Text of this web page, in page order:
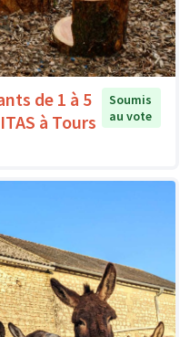
de 1 à 5
à Tours
Soumis
au vote